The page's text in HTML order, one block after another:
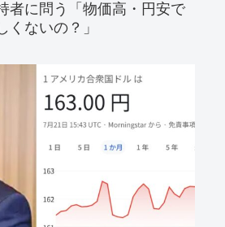
者に問う「物価高・円安で
くないの？」